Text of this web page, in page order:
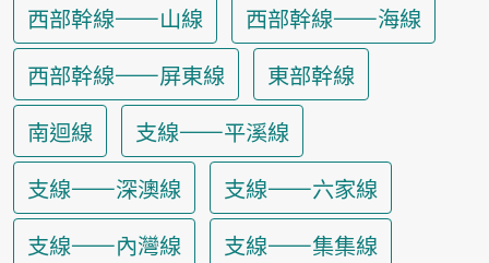
西部幹線——山線
西部幹線——海線
西部幹線——屏東線
東部幹線
南迴線
支線——平溪線
支線——深澳線
支線——六家線
支線——內灣線
支線——集集線